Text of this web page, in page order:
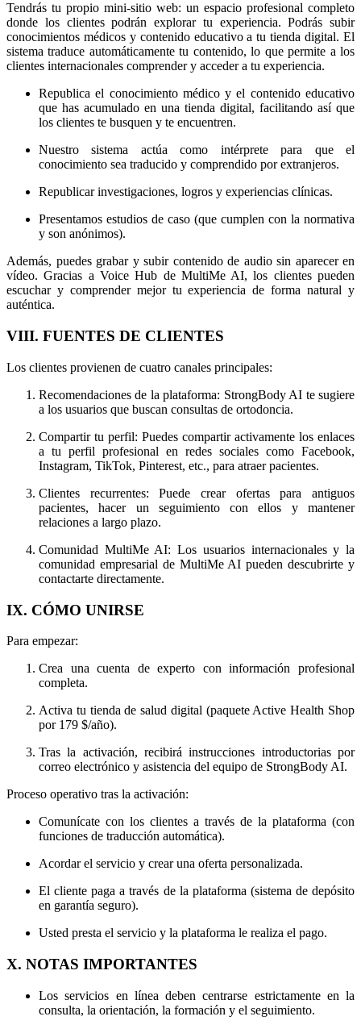
Tendrás tu propio mini-sitio web: un espacio profesional completo
donde los clientes podrán explorar tu experiencia. Podrás subir
conocimientos médicos y contenido educativo a tu tienda digital. El
sistema traduce automáticamente tu contenido, lo que permite a los
clientes internacionales comprender y acceder a tu experiencia.
Republica el conocimiento médico y el contenido educativo
que has acumulado en una tienda digital, facilitando así que
los clientes te busquen y te encuentren.
Nuestro sistema actúa como intérprete para que el
conocimiento sea traducido y comprendido por extranjeros.
Republicar investigaciones, logros y experiencias clínicas.
Presentamos estudios de caso (que cumplen con la normativa
y son anónimos).
Además, puedes grabar y subir contenido de audio sin aparecer en
vídeo. Gracias a Voice Hub de MultiMe AI, los clientes pueden
escuchar y comprender mejor tu experiencia de forma natural y
auténtica.
VIII. FUENTES DE CLIENTES
Los clientes provienen de cuatro canales principales:
Recomendaciones de la plataforma: StrongBody AI te sugiere
a los usuarios que buscan consultas de ortodoncia.
Compartir tu perfil: Puedes compartir activamente los enlaces
a tu perfil profesional en redes sociales como Facebook,
Instagram, TikTok, Pinterest, etc., para atraer pacientes.
Clientes recurrentes: Puede crear ofertas para antiguos
pacientes, hacer un seguimiento con ellos y mantener
relaciones a largo plazo.
Comunidad MultiMe AI: Los usuarios internacionales y la
comunidad empresarial de MultiMe AI pueden descubrirte y
contactarte directamente.
IX. CÓMO UNIRSE
Para empezar:
Crea una cuenta de experto con información profesional
completa.
Activa tu tienda de salud digital (paquete Active Health Shop
por 179 $/año).
Tras la activación, recibirá instrucciones introductorias por
correo electrónico y asistencia del equipo de StrongBody AI.
Proceso operativo tras la activación:
Comunícate con los clientes a través de la plataforma (con
funciones de traducción automática).
Acordar el servicio y crear una oferta personalizada.
El cliente paga a través de la plataforma (sistema de depósito
en garantía seguro).
Usted presta el servicio y la plataforma le realiza el pago.
X. NOTAS IMPORTANTES
Los servicios en línea deben centrarse estrictamente en la
consulta, la orientación, la formación y el seguimiento.